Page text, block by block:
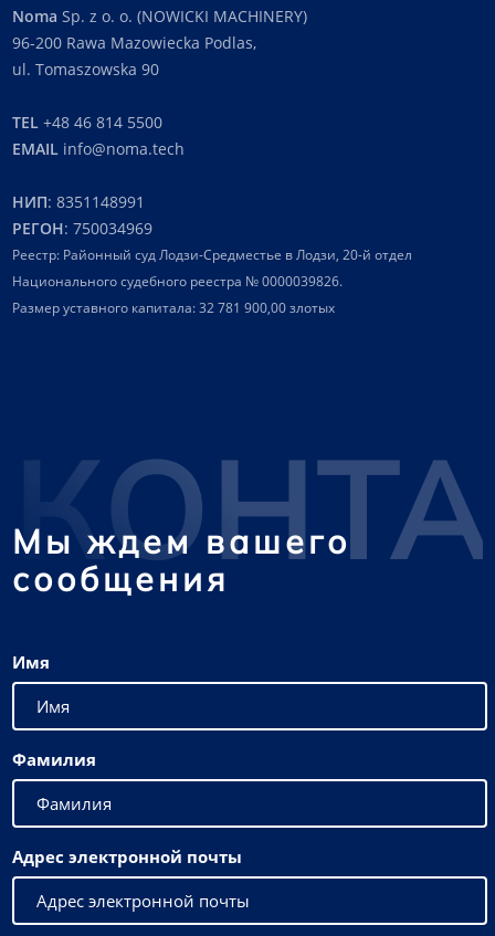
Noma Sp. z o. o. (NOWICKI MACHINERY)
96-200 Rawa Mazowiecka Podlas,
ul. Tomaszowska 90
TEL +48 46 814 5500
EMAIL info@noma.tech
НИП: 8351148991
РЕГОН: 750034969
Реестр: Районный суд Лодзи-Средместье в Лодзи, 20-й отдел
Национального судебного реестра № 0000039826.
Размер уставного капитала: 32 781 900,00 злотых
Мы ждем вашего
сообщения
Имя
Фамилия
Адрес электронной почты